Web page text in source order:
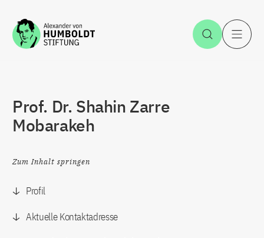
Zum Inhalt springen Suche
Prof. Dr. Shahin Zarre
Mobarakeh
Zum Inhalt springen
Profil
Aktuelle Kontaktadresse